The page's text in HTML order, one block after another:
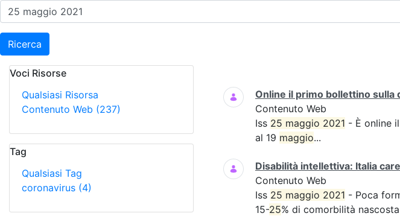
Ricerca
Voci Risorse
Qualsiasi Risorsa
Contenuto Web (237)
Tag
Qualsiasi Tag
coronavirus (4)
Ricerca
Online il primo bollettino sulla
Contenuto Web
Iss 25 maggio 2021 - È online
al 19 maggio...
Disabilità intellettiva: Italia
Contenuto Web
Iss 25 maggio 2021 - Poca
15-25% di comorbilità